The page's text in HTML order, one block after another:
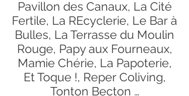
Pavillon des Canaux, La Cité
Fertile, La REcyclerie, Le Bar à
Bulles, La Terrasse du Moulin
Rouge, Papy aux Fourneaux,
Mamie Chérie, La Papoterie,
Et Toque !, Reper Coliving,
Tonton Becton …